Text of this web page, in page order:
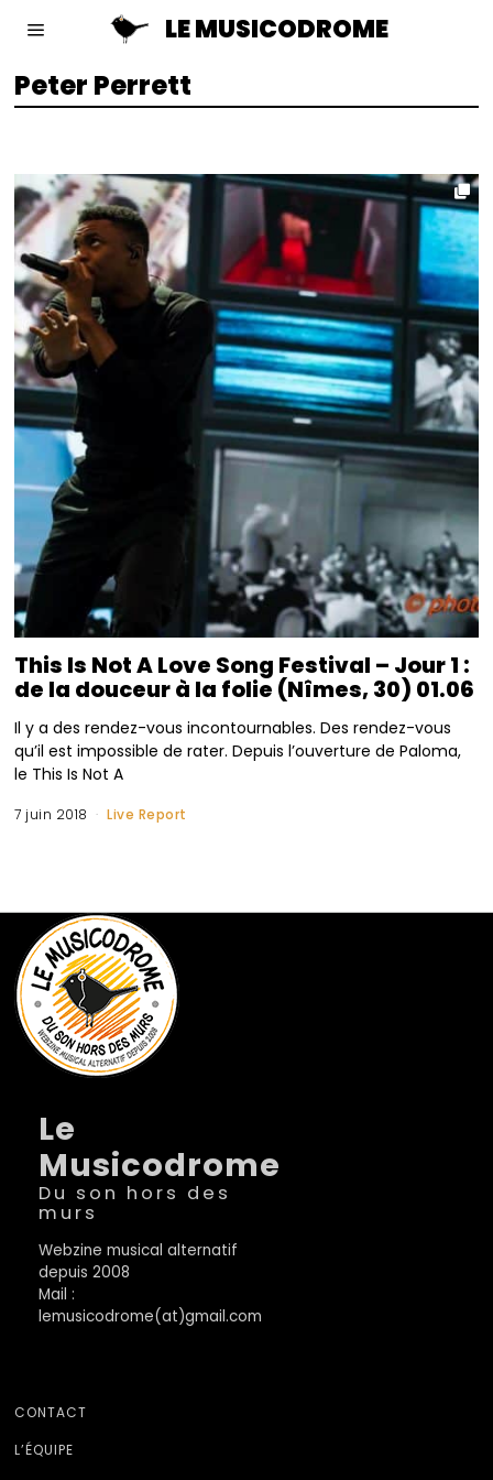
LE MUSICODROME
Peter Perrett
This Is Not A Love Song Festival – Jour 1 :
de la douceur à la folie (Nîmes, 30) 01.06
Il y a des rendez-vous incontournables. Des rendez-vous
qu’il est impossible de rater. Depuis l’ouverture de Paloma,
le This Is Not A
7 juin 2018 Live Report
Le
Musicodrome
Du son hors des
murs
Webzine musical alternatif
depuis 2008
Mail :
lemusicodrome(at)gmail.com
CONTACT
L’ÉQUIPE